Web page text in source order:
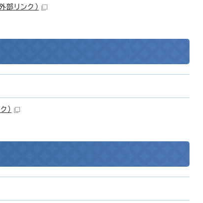
外部リンク）
）